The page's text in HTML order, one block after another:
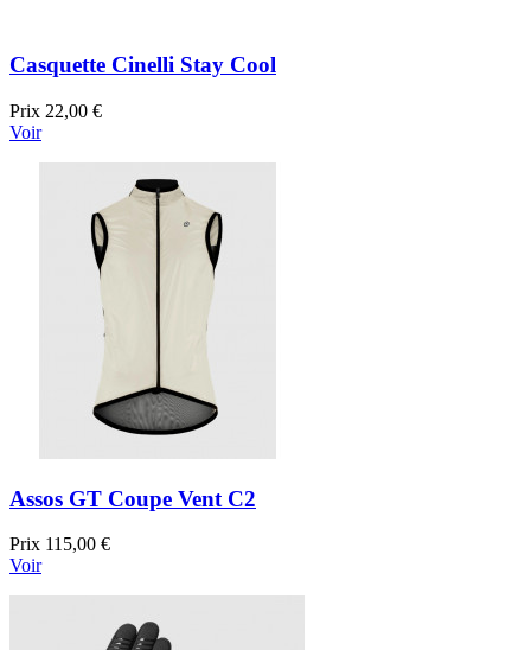
Casquette Cinelli Stay Cool
Prix 22,00 €
Voir
Assos GT Coupe Vent C2
Prix 115,00 €
Voir